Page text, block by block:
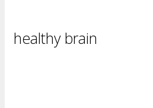
healthy brain